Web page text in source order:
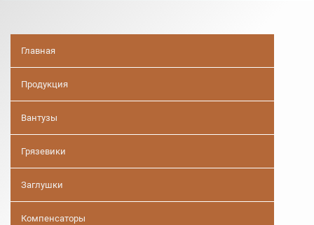
Главная
Продукция
Вантузы
Грязевики
Заглушки
Компенсаторы